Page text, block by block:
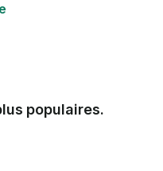
populaires.